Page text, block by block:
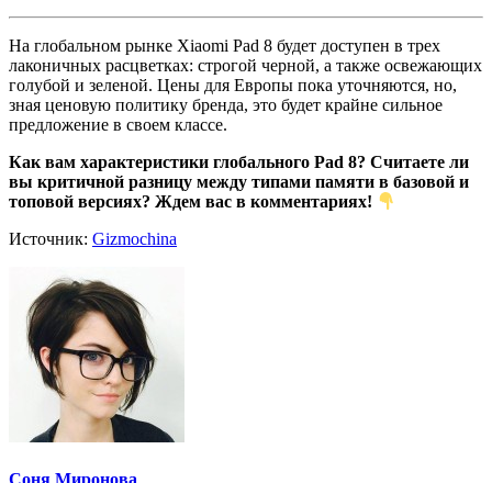
На глобальном рынке Xiaomi Pad 8 будет доступен в трех
лаконичных расцветках: строгой черной, а также освежающих
голубой и зеленой. Цены для Европы пока уточняются, но,
зная ценовую политику бренда, это будет крайне сильное
предложение в своем классе.
Как вам характеристики глобального Pad 8? Считаете ли
вы критичной разницу между типами памяти в базовой и
топовой версиях? Ждем вас в комментариях!
Источник: Gizmochina